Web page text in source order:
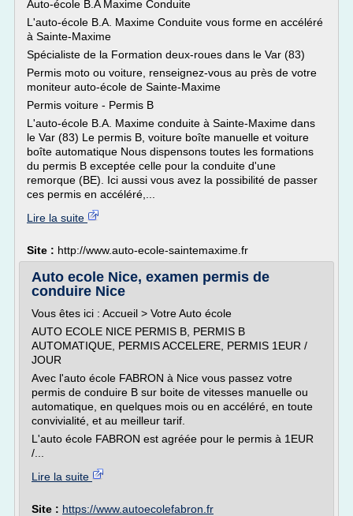
Auto-école B.A Maxime Conduite
L'auto-école B.A. Maxime Conduite vous forme en accéléré
à Sainte-Maxime
Spécialiste de la Formation deux-roues dans le Var (83)
Permis moto ou voiture, renseignez-vous au près de votre
moniteur auto-école de Sainte-Maxime
Permis voiture - Permis B
L'auto-école B.A. Maxime conduite à Sainte-Maxime dans
le Var (83) Le permis B, voiture boîte manuelle et voiture
boîte automatique Nous dispensons toutes les formations
du permis B exceptée celle pour la conduite d'une
remorque (BE). Ici aussi vous avez la possibilité de passer
ces permis en accéléré,...
Lire la suite
Site : http://www.auto-ecole-saintemaxime.fr
Auto ecole Nice, examen permis de
conduire Nice
Vous êtes ici : Accueil > Votre Auto école
AUTO ECOLE NICE PERMIS B, PERMIS B
AUTOMATIQUE, PERMIS ACCELERE, PERMIS 1EUR /
JOUR
Avec l'auto école FABRON à Nice vous passez votre
permis de conduire B sur boite de vitesses manuelle ou
automatique, en quelques mois ou en accéléré, en toute
convivialité, et au meilleur tarif.
L'auto école FABRON est agréée pour le permis à 1EUR
/...
Lire la suite
Site : https://www.autoecolefabron.fr